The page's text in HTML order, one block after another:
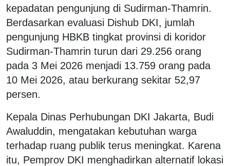
kepadatan pengunjung di Sudirman-Thamrin.
Berdasarkan evaluasi Dishub DKI, jumlah
pengunjung HBKB tingkat provinsi di koridor
Sudirman-Thamrin turun dari 29.256 orang
pada 3 Mei 2026 menjadi 13.759 orang pada
10 Mei 2026, atau berkurang sekitar 52,97
persen.
Kepala Dinas Perhubungan DKI Jakarta, Budi
Awaluddin, mengatakan kebutuhan warga
terhadap ruang publik terus meningkat. Karena
itu, Pemprov DKI menghadirkan alternatif lokasi